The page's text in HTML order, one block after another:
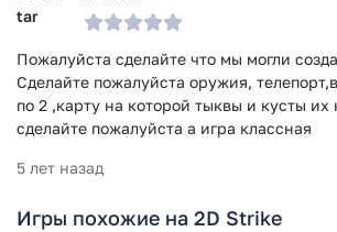
Пожалуйста сделайте что мы могли
Сделайте пожалуйста оружия,
по 2 ,карту на которой тыквы и кусты их
сделайте пожалуйста а игра классная
5 лет назад
Игры похожие на 2D Strike